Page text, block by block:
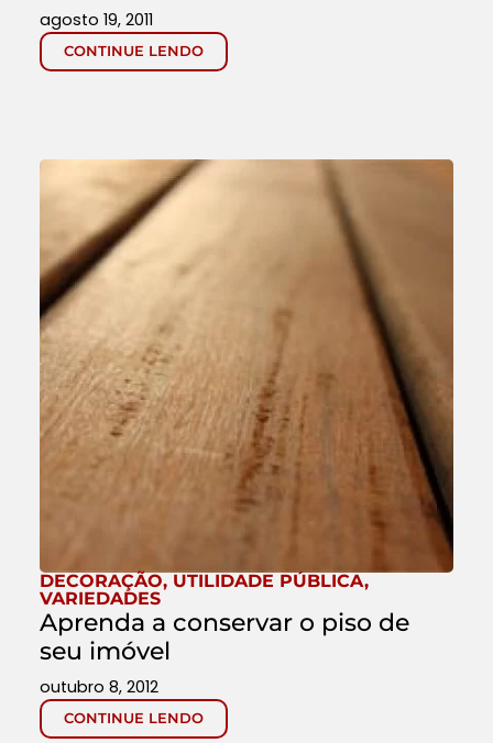
CONTINUE LENDO
agosto 19, 2011
DECORAÇÃO, UTILIDADE PÚBLICA,
VARIEDADES
Aprenda a conservar o piso de
seu imóvel
CONTINUE LENDO
outubro 8, 2012